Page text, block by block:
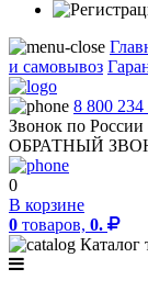
и самовывоз
8 800 234
Звонок по России
ОБРАТНЫЙ
0
В корзине
0 товаров, 0.
Каталог